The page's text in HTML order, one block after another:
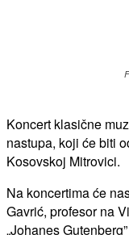
Koncert klasične
nastupa, koji će biti
Kosovskoj Mitrovici.
Na koncertima će
Gavrić, profesor na
„Johanes